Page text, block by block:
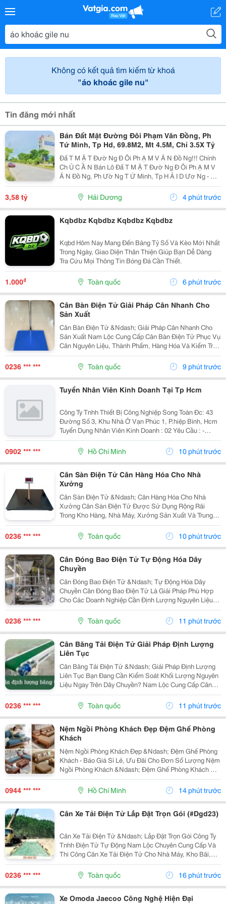
Không có kết quả tìm kiếm từ khoá
"áo khoác gile nu"
Tin đăng mới nhất
Bán Đất Mặt Đường Đôi Phạm Văn Đồng, Ph
Tứ Minh, Tp Hd, 69.8M2, Mt 4.5M, Chỉ 3.5X Tỷ
Đấ T M Ặ T Đườ Ng Đ Ôi Ph Ạ M V Ă N Đồ Ng!!! Chính
Ch Ủ C Ầ N Bán Lô Đấ T M Ặ T Đườ Ng Đ Ôi Ph Ạ M V
Ă N Đồ Ng, Ph Ườ Ng T Ứ Minh, Tp H Ả I D Ươ Ng - Di
Ệ N Tích 69.8M2, M Ặ T Ti Ề N 4.5M - H Ướ Ng B Ắ C -
Đườ Ng + V Ỉ A Hè R Ộ Ng 30M, Trong...
3,58 tỷ Hải Dương 4 phút trước
Kqbdbz Kqbdbz Kqbdbz Kqbdbz
Kqbd Hôm Nay Mang Đến Bảng Tỷ Số Và Kèo Mới Nhất
Trong Ngày, Giao Diện Thân Thiện Giúp Bạn Dễ Dàng
Tra Cứu Mọi Thông Tin Bóng Đá Cần Thiết.
1.000₫ Toàn quốc 6 phút trước
Cân Bàn Điện Tử Giải Pháp Cân Nhanh Cho
Sản Xuất
Cân Bàn Điện Tử &Ndash; Giải Pháp Cân Nhanh Cho
Sản Xuất Nam Lộc Cung Cấp Cân Bàn Điện Tử Phục Vụ
Cân Nguyên Liệu, Thành Phẩm, Hàng Hóa Và Kiểm Tra
Trọng Lượng Trong Quá Trình Sản Xuất. Với Thiết Kế
Gọn, Dễ Sử Dụng Và Nhiều Mức Tải Trọng, Cân Bàn...
0236 *** *** Toàn quốc 9 phút trước
Tuyển Nhân Viên Kinh Doanh Tại Tp Hcm
Công Ty Tnhh Thiết Bị Công Nghiệp Song Toàn Đc: 43
Đường Số 3, Khu Nhà Ở Vạn Phúc 1, P.hiệp Bình, Hcm
Tuyển Dụng Nhân Viên Kinh Doanh : 02 Yêu Cầu : -
Nam/Nữ Tuổi Từ 22 Trở Lên - Có Kinh Nghiệm Làm Sale
0902 *** *** Hồ Chí Minh 10 phút trước
Cân Sàn Điện Tử Cân Hàng Hóa Cho Nhà
Xưởng
Cân Sàn Điện Tử &Ndash; Cân Hàng Hóa Cho Nhà
Xưởng Cân Sàn Điện Tử Được Sử Dụng Rộng Rãi
Trong Kho Hàng, Nhà Máy, Xưởng Sản Xuất Và Trung
Tâm Logistics Nhờ Khả Năng Cân Các Loại Hàng Hóa,
Pallet Và Xe Đẩy Thuận Tiện. Nam Lộc Cung Cấp Và
Lắp Đặt...
0236 *** *** Toàn quốc 10 phút trước
Cân Đóng Bao Điện Tử Tự Động Hóa Dây
Chuyền
Cân Đóng Bao Điện Tử &Ndash; Tự Động Hóa Dây
Chuyền Cân Đóng Bao Điện Tử Là Giải Pháp Phù Hợp
Cho Các Doanh Nghiệp Cần Định Lượng Nguyên Liệu
Nhanh, Chính Xác Và Giảm Phụ Thuộc Vào Thao Tác
Thủ Công. Nam Lộc Chuyên Thiết Kế &Ndash; Chế Tạo
&Ndash;...
0236 *** *** Toàn quốc 11 phút trước
Cân Băng Tải Điện Tử Giải Pháp Định Lượng
Liên Tục
Cân Băng Tải Điện Tử &Ndash; Giải Pháp Định Lượng
Liên Tục Bạn Đang Cần Kiểm Soát Khối Lượng Nguyên
Liệu Ngay Trên Dây Chuyền? Nam Lộc Cung Cấp Cân
Băng Tải Điện Tử Phục Vụ Các Hệ Thống Vận Chuyển
Và Định Lượng Vật Liệu Trong Nhà Máy. Ứng Dụng:...
0236 *** *** Toàn quốc 11 phút trước
Nệm Ngồi Phòng Khách Đẹp Đệm Ghế Phòng
Khách
Nệm Ngồi Phòng Khách Đẹp &Ndash; Đệm Ghế Phòng
Khách - Báo Giá Sỉ Lẻ, Ưu Đãi Cho Đơn Số Lượng Nệm
Ngồi Phòng Khách &Ndash; Đệm Ghế Phòng Khách Có
Nhiều Kích Thước, Độ Dày, Chất Liệu Và Màu Sắc Để
Lựa Chọn. Báo Giá Sỉ Lẻ Nhanh, Ưu Đãi Và Chiết
Khấu...
0944 *** *** Hồ Chí Minh 14 phút trước
Cân Xe Tải Điện Tử Lắp Đặt Trọn Gói (#Dgd23)
Cân Xe Tải Điện Tử &Ndash; Lắp Đặt Trọn Gói Công Ty
Tnhh Điện Tử Tự Động Nam Lộc Chuyên Cung Cấp Và
Thi Công Cân Xe Tải Điện Tử Cho Nhà Máy, Kho Bãi,
Mỏ Đá, Trạm Bê Tông, Bến Bãi Và Các Công Trình Công
Nghiệp. Hệ Thống Cân Được Thiết Kế Phù Hợp...
0236 *** *** Toàn quốc 16 phút trước
Xe Omoda Jaecoo Công Nghệ Hiện Đại